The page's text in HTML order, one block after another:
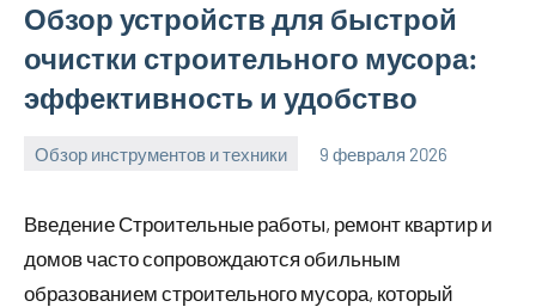
Обзор устройств для быстрой
очистки строительного мусора:
эффективность и удобство
Обзор инструментов и техники 9 февраля 2026
u_dachki_ru
Введение Строительные работы, ремонт квартир и
домов часто сопровождаются обильным
образованием строительного мусора, который